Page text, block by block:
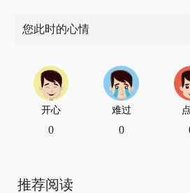
您此时的心情
开心
0
难过
0
推荐阅读